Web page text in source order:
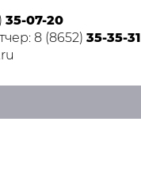
35-07-20
8 (8652) 35-35-31